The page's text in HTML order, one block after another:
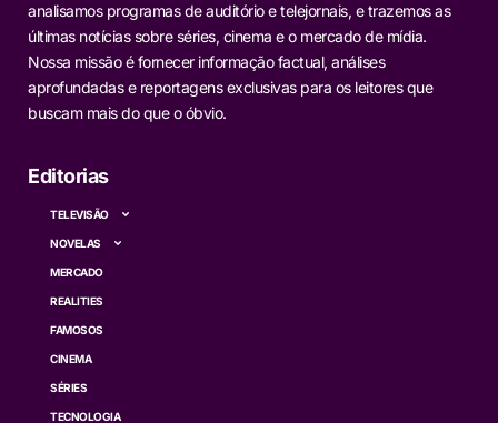
analisamos programas de auditório e telejornais, e trazemos as
últimas notícias sobre séries, cinema e o mercado de mídia.
Nossa missão é fornecer informação factual, análises
aprofundadas e reportagens exclusivas para os leitores que
buscam mais do que o óbvio.
Editorias
TELEVISÃO
NOVELAS
MERCADO
REALITIES
FAMOSOS
CINEMA
SÉRIES
TECNOLOGIA